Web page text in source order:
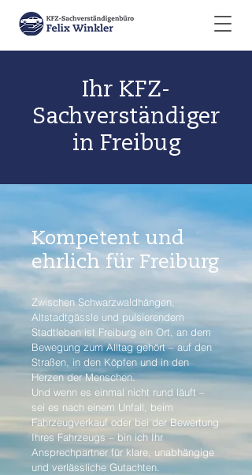
Ihr KFZ-
Sachverständiger
in Freibug
Kompetent und
ehrlich für Freiburg
Zwischen Schwarzwaldhängen,
Altstadtgässle und pulsierendem
Stadtleben ist Freiburg ein Ort, an dem
Bewegung zum Alltag gehört – auf den
Straßen, in den Köpfen und in den
Herzen der Menschen.
Und wenn es einmal nicht rund läuft –
sei es nach einem Unfall, beim
Fahrzeugverkauf oder bei der Bewertung
Ihres Fahrzeugs – bin ich Ihr
Ansprechpartner für klare, unabhängige
und verlässliche Gutachten.